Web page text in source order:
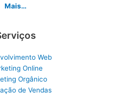
Mais…
Web
Online
Orgânico
de Vendas